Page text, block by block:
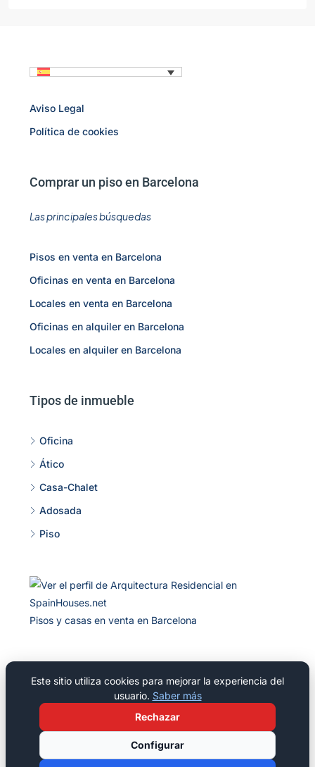
Aviso Legal
Política de cookies
Comprar un piso en Barcelona
Las principales búsquedas
Pisos en venta en Barcelona
Oficinas en venta en Barcelona
Locales en venta en Barcelona
Oficinas en alquiler en Barcelona
Locales en alquiler en Barcelona
Tipos de inmueble
Oficina
Ático
Casa-Chalet
Adosada
Piso
Pisos y casas en venta en Barcelona
© 2026 Residencial Pineda Park, S L - Todos los derechos
reservados
Este sitio utiliza cookies para mejorar la experiencia del
usuario. Saber más
Rechazar
Configurar